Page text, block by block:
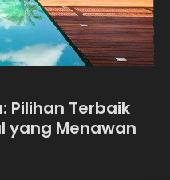
Pilihan Terbaik
yang Menawan